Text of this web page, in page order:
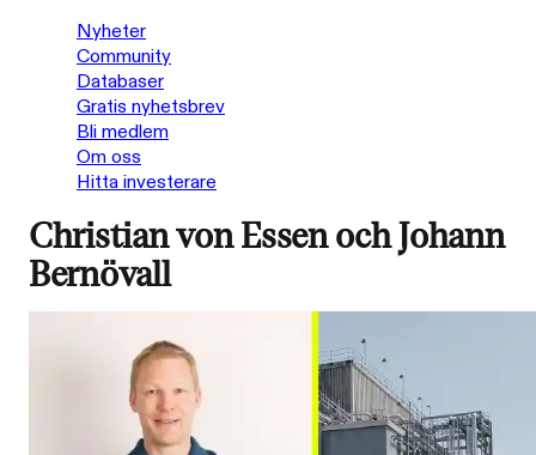
Nyheter
Community
Databaser
Gratis nyhetsbrev
Bli medlem
Om oss
Hitta investerare
Christian von Essen och Johann
Bernövall